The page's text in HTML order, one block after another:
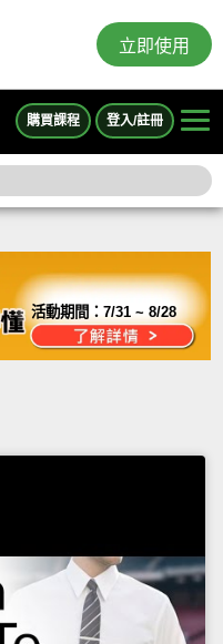
立即使用
購買課程 登入/註冊
活動期間：7/31 ~ 8/28